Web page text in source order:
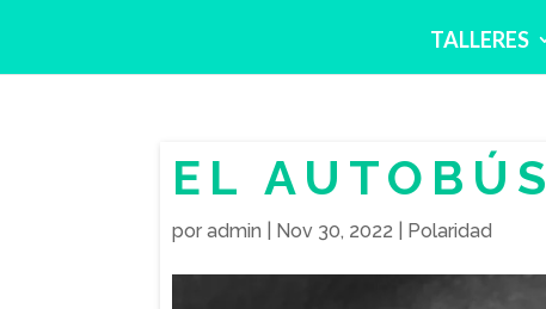
TALLERES
EL AUTOBÚS
poradmin Nov 30, 2022 Polaridad